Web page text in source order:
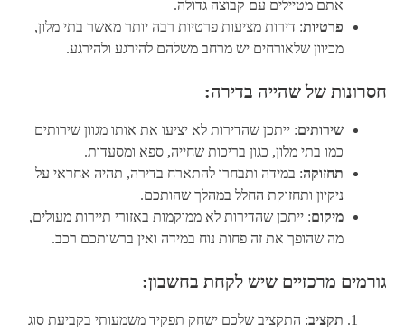
אתם מטיילים עם קבוצה גדולה.
פרטיות: דירות מציעות פרטיות רבה יותר מאשר בתי מלון,
מכיוון שלאורחים יש מרחב משלהם להירגע ולהירגע.
חסרונות של שהייה בדירה:
שירותים: ייתכן שהדירות לא יציעו את אותו מגוון שירותים
כמו בתי מלון, כגון בריכות שחייה, ספא ומסעדות.
תחזוקה: במידה ותבחרו להתארח בדירה, תהיה אחראי על
ניקיון ותחזוקת החלל במהלך שהותכם.
מיקום: ייתכן שהדירות לא ממוקמות באזורי תיירות מעולים,
מה שהופך את זה פחות נוח במידה ואין ברשותכם רכב.
גורמים מרכזיים שיש לקחת בחשבון:
תקציב: התקציב שלכם ישחק תפקיד משמעותי בקביעת סוג